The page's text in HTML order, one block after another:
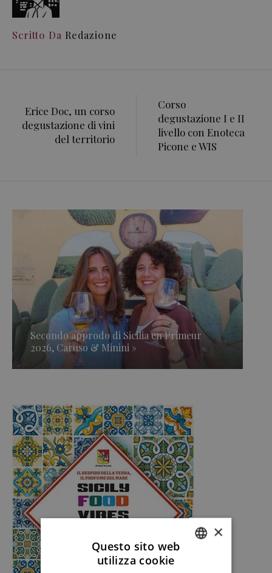
Scritto Da Redazione
Erice Doc, un corso
degustazione di vini
del territorio
Corso
degustazione I e II
livello con Enoteca
Picone e WIS
Secondo approdo di Sicilia en Primeur
2026, Caruso & Minini »
×
Questo sito web
utilizza cookie